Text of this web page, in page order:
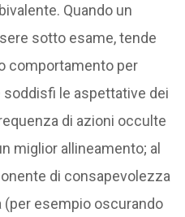
Quando un
sotto esame, tende
comportamento per
le aspettative dei
di azioni occulte
miglior allineamento; al
di consapevolezza
esempio oscurando